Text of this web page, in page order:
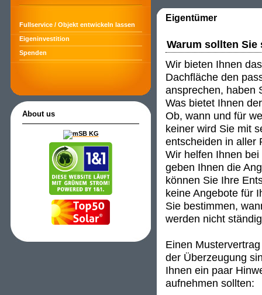
Fullservice / Objekt entwickeln lassen
Eigeninvestition
Spenden
About us
Eigentümer
Warum sollten
Wir bieten Ihnen
Dachfläche den
ansprechen, haben
Was bietet Ihnen
Ob, wann und für
keiner wird Sie mit
entscheiden in aller
Wir helfen Ihnen
geben Ihnen die
können Sie Ihre
keine Angebote für
Sie bestimmen,
werden nicht
Einen
der Überzeugung
Ihnen ein paar
aufnehmen sollten: